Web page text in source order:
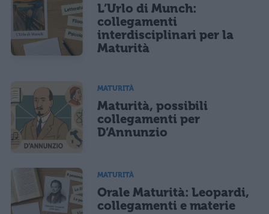
L’Urlo di Munch:
collegamenti
interdisciplinari per la
Maturità
MATURITÀ
Maturità, possibili
collegamenti per
D’Annunzio
MATURITÀ
Orale Maturità: Leopardi,
collegamenti e materie